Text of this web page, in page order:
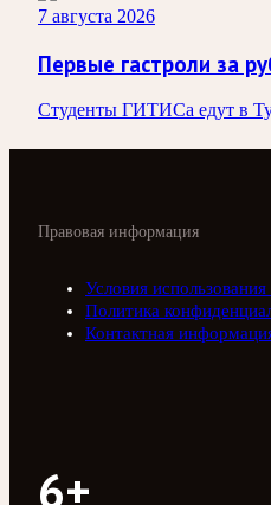
7 августа 2026
Первые гастроли за
Студенты ГИТИСа едут в
Правовая информация
Условия использования
Политика
Контактная
6+